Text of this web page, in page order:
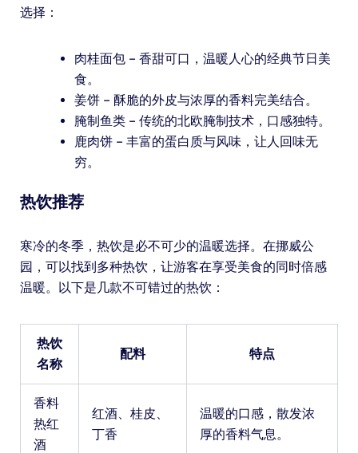
选择：
肉桂面包 – 香甜可口，温暖人心的经典节日美
食。
姜饼 – 酥脆的外皮与浓厚的香料完美结合。
腌制鱼类 – 传统的北欧腌制技术，口感独特。
鹿肉饼 – 丰富的蛋白质与风味，让人回味无
穷。
热饮推荐
寒冷的冬季，热饮是必不可少的温暖选择。在挪威公
园，可以找到多种热饮，让游客在享受美食的同时倍感
温暖。以下是几款不可错过的热饮：
热饮
名称
配料 特点
香料
热红
酒
红酒、桂皮、
丁香
温暖的口感，散发浓
厚的香料气息。